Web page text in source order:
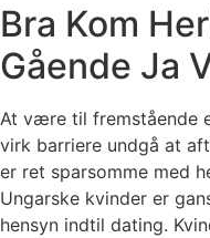
Bra Kom
Gående Ja
At være til fremstående
virk barriere undgå at
er ret sparsomme med
Ungarske kvinder er
hensyn indtil dating.